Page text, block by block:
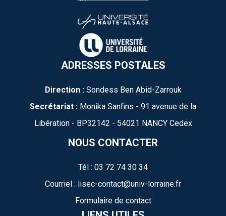
ADRESSES POSTALES
Direction :Sondess Ben Abid-Zarrouk
Secrétariat : Monika Sanfins - 91 avenue de la
Libération - BP32142 - 54021 NANCY Cedex
NOUS CONTACTER
Tél : 03 72 74 30 34
Courriel : lisec-contact@univ-lorraine.fr
Formulaire de contact